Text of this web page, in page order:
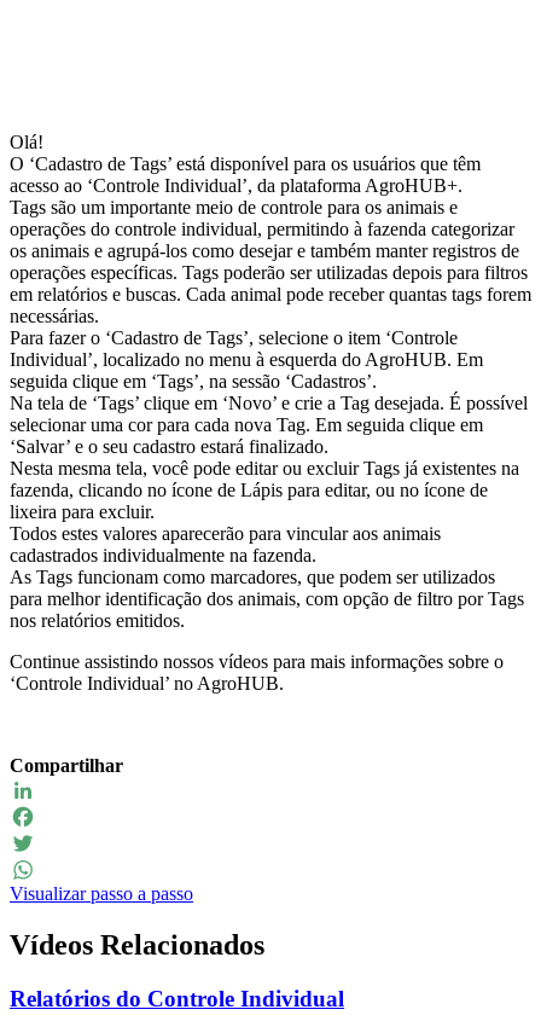
Olá!
O ‘Cadastro de Tags’ está disponível para os usuários que têm
acesso ao ‘Controle Individual’, da plataforma AgroHUB+.
Tags são um importante meio de controle para os animais e
operações do controle individual, permitindo à fazenda categorizar
os animais e agrupá-los como desejar e também manter registros de
operações específicas. Tags poderão ser utilizadas depois para filtros
em relatórios e buscas. Cada animal pode receber quantas tags forem
necessárias.
Para fazer o ‘Cadastro de Tags’, selecione o item ‘Controle
Individual’, localizado no menu à esquerda do AgroHUB. Em
seguida clique em ‘Tags’, na sessão ‘Cadastros’.
Na tela de ‘Tags’ clique em ‘Novo’ e crie a Tag desejada. É possível
selecionar uma cor para cada nova Tag. Em seguida clique em
‘Salvar’ e o seu cadastro estará finalizado.
Nesta mesma tela, você pode editar ou excluir Tags já existentes na
fazenda, clicando no ícone de Lápis para editar, ou no ícone de
lixeira para excluir.
Todos estes valores aparecerão para vincular aos animais
cadastrados individualmente na fazenda.
As Tags funcionam como marcadores, que podem ser utilizados
para melhor identificação dos animais, com opção de filtro por Tags
nos relatórios emitidos.
Continue assistindo nossos vídeos para mais informações sobre o
‘Controle Individual’ no AgroHUB.
Compartilhar
LinkedIn
Facebook
Twitter
WhatsApp
Visualizar passo a passo
Vídeos Relacionados
Relatórios do Controle Individual